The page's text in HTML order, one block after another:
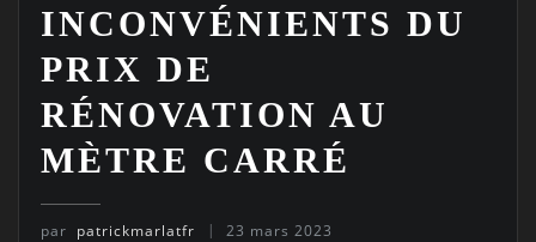
INCONVÉNIENTS DU
PRIX DE
RÉNOVATION AU
MÈTRE CARRÉ
par patrickmarlatfr 23 mars 2023